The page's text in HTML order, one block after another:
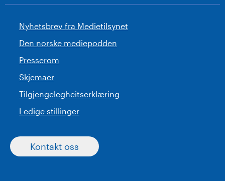
Nyhetsbrev fra Medietilsynet
Den norske mediepodden
Presserom
Skjemaer
Tilgjengelegheitserklæring
Ledige stillinger
Kontakt oss